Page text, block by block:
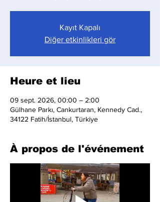
Kayıt Kapalı
Diğer etkinlikleri gör
Heure et lieu
09 sept. 2026, 00:00 – 2:00
Gülhane Parkı, Cankurtaran, Kennedy Cad.,
34122 Fatih/İstanbul, Türkiye
À propos de l'événement